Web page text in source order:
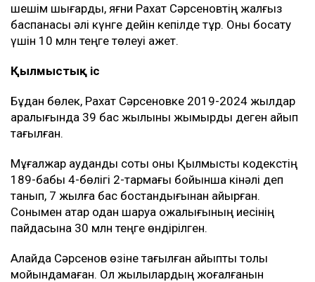
шешім шығарды, яғни Рахат Сәрсеновтің жалғыз
баспанасы әлі күнге дейін кепілде тұр. Оны босату
үшін 10 млн теңге төлеуі қажет.
Қылмыстық іс
Бұдан бөлек, Рахат Сәрсеновке 2019-2024 жылдар
аралығында 39 бас жылқыны жымқырды деген айып
тағылған.
Мұғалжар аудандық соты оны Қылмыстық кодекстің
189-бабы 4-бөлігі 2-тармағы бойынша кінәлі деп
танып, 7 жылға бас бостандығынан айырған.
Сонымен қатар одан шаруа қожалығының иесінің
пайдасына 30 млн теңге өндірілген.
Алайда Сәрсенов өзіне тағылған айыпты толық
мойындамаған. Ол жылқылардың жоғалғанын